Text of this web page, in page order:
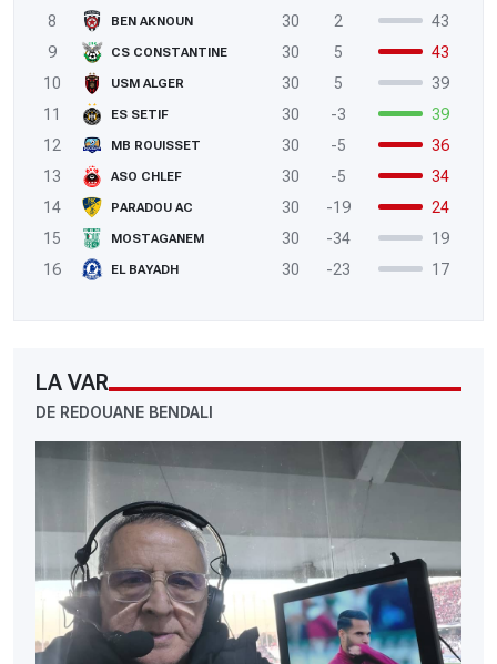
8
BEN AKNOUN 30 2
43
9
CS CONSTANTINE 30 5
43
10
USM ALGER 30 5
39
11
ES SETIF 30 -3
39
12
MB ROUISSET 30 -5
36
13
ASO CHLEF 30 -5
34
14
PARADOU AC 30 -19
24
15
MOSTAGANEM 30 -34
19
16
EL BAYADH 30 -23 17
LA VAR
DE REDOUANE BENDALI